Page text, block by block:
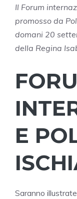
Il Forum
promosso da
domani 20
della Regina
E
Saranno